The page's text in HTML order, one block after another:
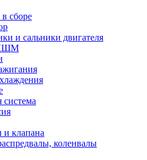
сборе
и сальники двигателя
система
клапана
коленвалы